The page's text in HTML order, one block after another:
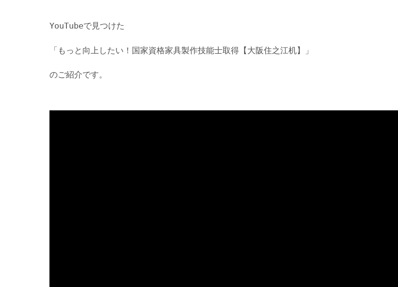
YouTubeで見つけた
「もっと向上したい！国家資格家具製作技能士取得【大阪住之江机】」
のご紹介です。